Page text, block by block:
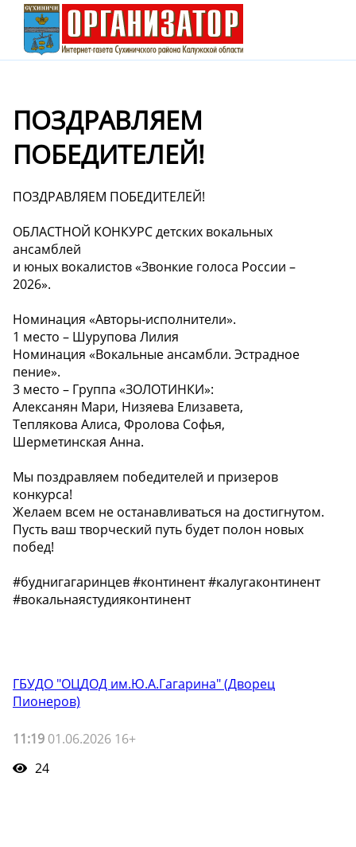
ПОЗДРАВЛЯЕМ
ПОБЕДИТЕЛЕЙ!
ПОЗДРАВЛЯЕМ ПОБЕДИТЕЛЕЙ!
ОБЛАСТНОЙ КОНКУРС детских вокальных
ансамблей
и юных вокалистов «Звонкие голоса России –
2026».
Номинация «Авторы-исполнители».
1 место – Шурупова Лилия
Номинация «Вокальные ансамбли. Эстрадное
пение».
3 место – Группа «ЗОЛОТИНКИ»:
Алексанян Мари, Низяева Елизавета,
Теплякова Алиса, Фролова Софья,
Шерметинская Анна.
Мы поздравляем победителей и призеров
конкурса!
Желаем всем не останавливаться на достигнутом.
Пусть ваш творческий путь будет полон новых
побед!
#буднигагаринцев #континент #калугаконтинент
#вокальнаястудияконтинент
ГБУДО "ОЦДОД им.Ю.А.Гагарина" (Дворец
Пионеров)
11:19 01.06.2026 16+
24